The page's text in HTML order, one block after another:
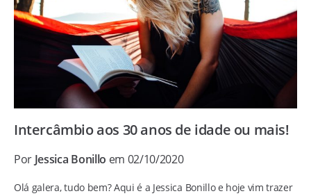
Intercâmbio aos 30 anos de idade ou mais!
Por Jessica Bonillo em 02/10/2020
Olá galera, tudo bem? Aqui é a Jessica Bonillo e hoje vim trazer